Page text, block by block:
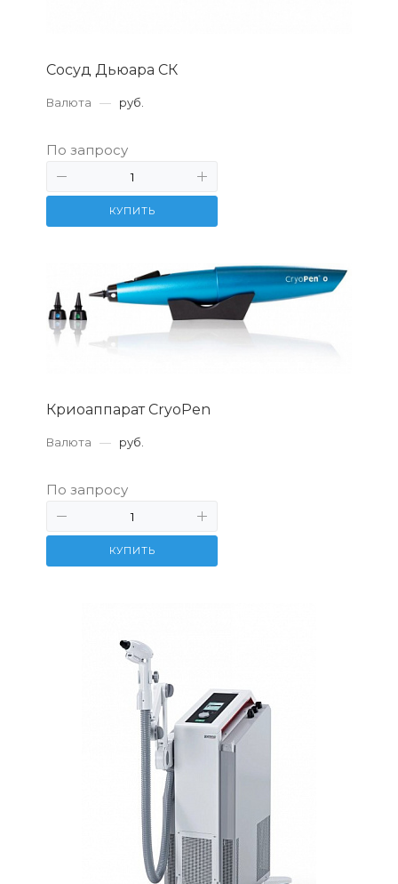
Сосуд Дьюара СК
Валюта — руб.
По запросу
КУПИТЬ
Криоаппарат CryoPen
Валюта — руб.
По запросу
КУПИТЬ